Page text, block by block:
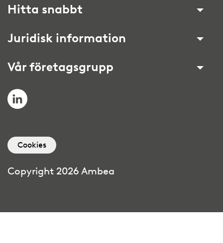
Hitta snabbt
Juridisk information
Vår företagsgrupp
LinkedIn
Cookies
Copyright 2026 Ambea